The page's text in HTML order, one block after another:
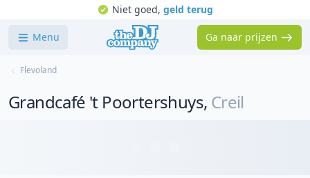
Niet goed, geld terug
Menu Ga naar prijzen
Flevoland
Grandcafé 't Poortershuys, Creil